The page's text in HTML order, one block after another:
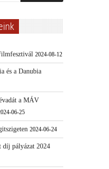
2024-08-12
és a Danubia
a MÁV
06-25
2024-06-24
díj pályázat 2024